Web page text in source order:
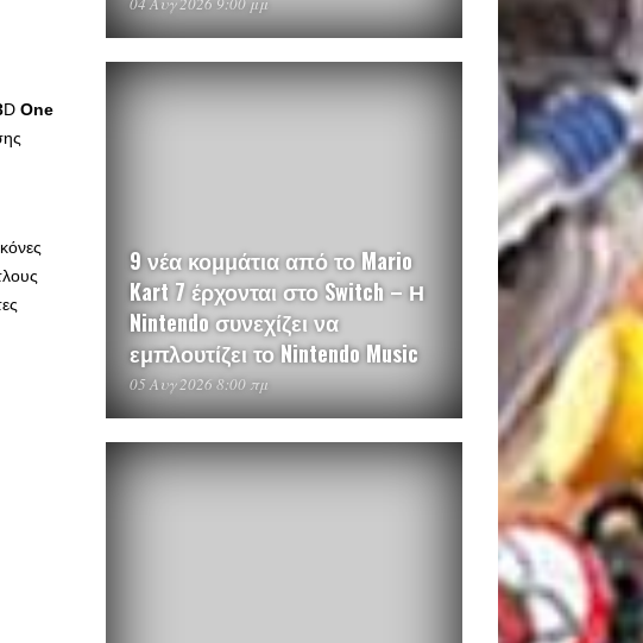
D One
9 νέα κομμάτια από το Mario
Kart 7 έρχονται στο Switch – Η
Nintendo συνεχίζει να
εμπλουτίζει το Nintendo Music
05 Αυγ 2026 8:00 πμ